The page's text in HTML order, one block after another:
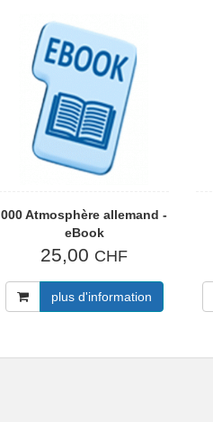
000 Atmosphère allemand -
eBook
25,00 CHF
plus d'information